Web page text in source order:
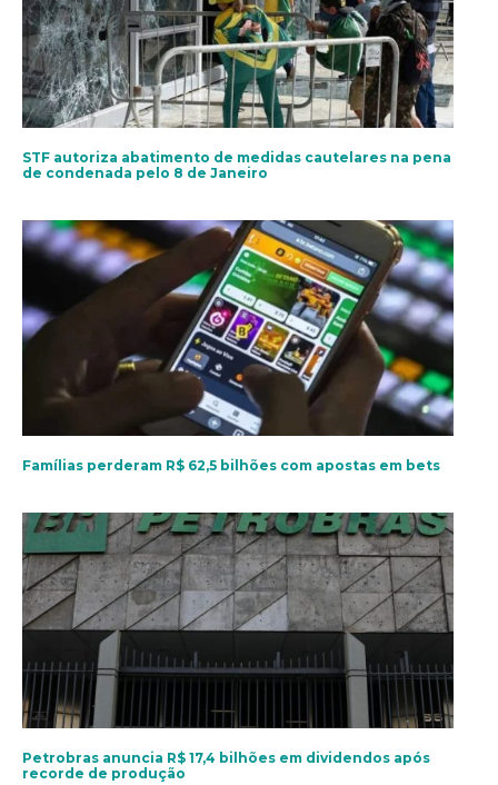
STF autoriza abatimento de medidas cautelares na pena
de condenada pelo 8 de Janeiro
Famílias perderam R$ 62,5 bilhões com apostas em bets
Petrobras anuncia R$ 17,4 bilhões em dividendos após
recorde de produção